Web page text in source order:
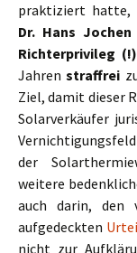
praktiziert hatte,
Dr. Hans Jochen
Richterprivileg
Jahrenstraffrei
Ziel, damit dieser
Solarverkäufer
der
weitere
auch darin, den
aufgedeckten
nicht zur